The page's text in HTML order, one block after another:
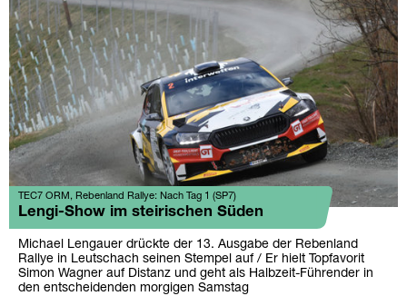
TEC7 ORM, Rebenland Rallye: Nach Tag 1 (SP7)
Lengi-Show im steirischen Süden
Michael Lengauer drückte der 13. Ausgabe der Rebenland
Rallye in Leutschach seinen Stempel auf / Er hielt Topfavorit
Simon Wagner auf Distanz und geht als Halbzeit-Führender in
den entscheidenden morgigen Samstag